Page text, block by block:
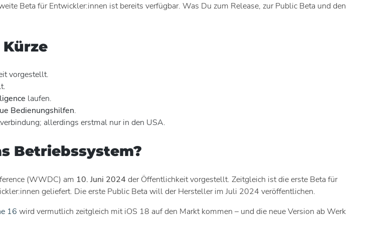
Beta für Entwickler:innen ist bereits verfügbar. Was Du zum Release, zur Public Beta und den
vorgestellt.
laufen.
Bedienungshilfen.
allerdings erstmal nur in den USA.
Betriebssystem?
(WWDC) am 10. Juni 2024 der Öffentlichkeit vorgestellt. Zeitgleich ist die erste Beta für
geliefert. Die erste Public Beta will der Hersteller im Juli 2024 veröffentlichen.
16 wird vermutlich zeitgleich mit iOS 18 auf den Markt kommen – und die neue Version ab Werk